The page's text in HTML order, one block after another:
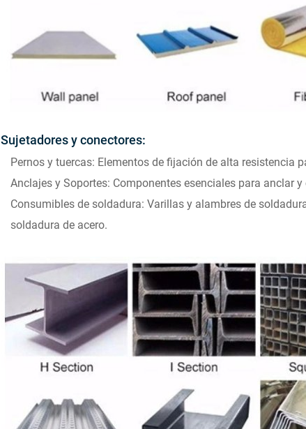
Sujetadores y conectores:
Pernos y tuercas: Elementos de fijación de alta resistencia
Anclajes y Soportes: Componentes esenciales para anclar
Consumibles de soldadura: Varillas y alambres de
soldadura de acero.